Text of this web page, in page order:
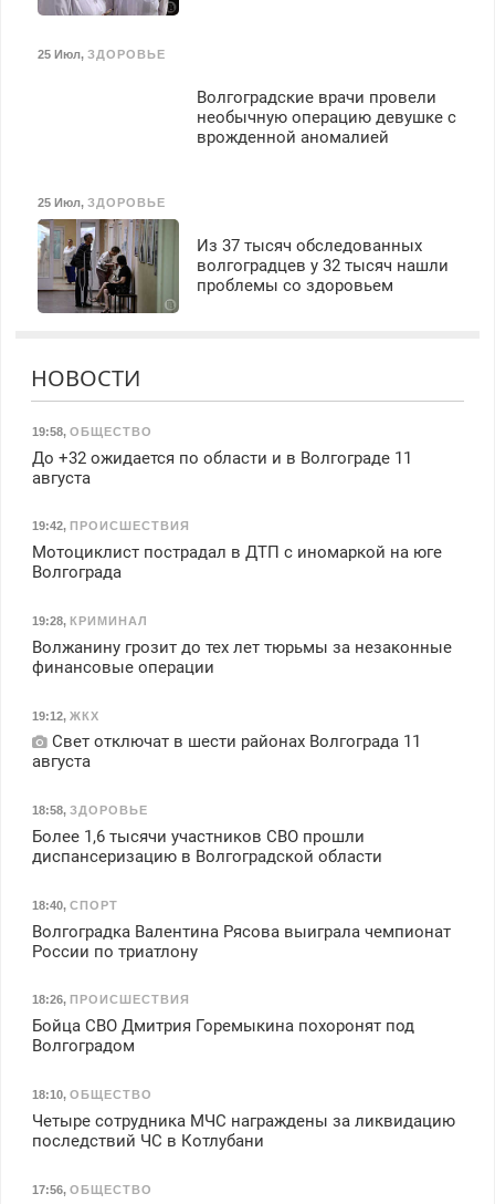
25 Июл, ЗДОРОВЬЕ
Волгоградские врачи провели
необычную операцию девушке с
врожденной аномалией
25 Июл, ЗДОРОВЬЕ
Из 37 тысяч обследованных
волгоградцев у 32 тысяч нашли
проблемы со здоровьем
НОВОСТИ
19:58, ОБЩЕСТВО
До +32 ожидается по области и в Волгограде 11
августа
19:42, ПРОИСШЕСТВИЯ
Мотоциклист пострадал в ДТП с иномаркой на юге
Волгограда
19:28, КРИМИНАЛ
Волжанину грозит до тех лет тюрьмы за незаконные
финансовые операции
19:12, ЖКХ
Свет отключат в шести районах Волгограда 11
августа
18:58, ЗДОРОВЬЕ
Более 1,6 тысячи участников СВО прошли
диспансеризацию в Волгоградской области
18:40, СПОРТ
Волгоградка Валентина Рясова выиграла чемпионат
России по триатлону
18:26, ПРОИСШЕСТВИЯ
Бойца СВО Дмитрия Горемыкина похоронят под
Волгоградом
18:10, ОБЩЕСТВО
Четыре сотрудника МЧС награждены за ликвидацию
последствий ЧС в Котлубани
17:56, ОБЩЕСТВО